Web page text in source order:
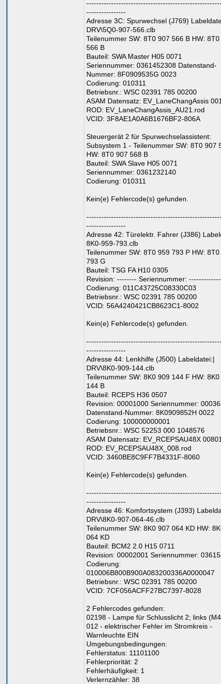
----------------
Adresse 3C: Spurwechsel (J769)
DRV\5Q0-907-566.clb
Teilenummer SW: 8T0 907 566 B HW:
566 B
Bauteil: SWA Master H05 0071
Seriennummer: 0361452308 Datenstand-
Nummer: 8F0909535G 0023
Codierung: 010311
Betriebsnr.: WSC 02391 785 00200
ASAM Datensatz: EV_LaneChangAssis
ROD: EV_LaneChangAssis_AU21.rod
VCID: 3F8AE1A0A6B1676BF2-806A
Steuergerät 2 für Spurwechselassistent:
Subsystem 1 - Teilenummer SW: 8T0 907
HW: 8T0 907 568 B
Bauteil: SWA Slave H05 0071
Seriennummer: 0361232140
Codierung: 010311
Kein(e) Fehlercode(s) gefunden.
----------------
Adresse 42: Türelektr. Fahrer (J386)
8K0-959-793.clb
Teilenummer SW: 8T0 959 793 P HW:
793 G
Bauteil: TSG FA H10 0305
Revision: -------- Seriennummer:
Codierung: 011C43725C08330C03
Betriebsnr.: WSC 02391 785 00200
VCID: 56A4240421CB8623C1-8002
Kein(e) Fehlercode(s) gefunden.
----------------
Adresse 44: Lenkhilfe (J500) Labeldatei:|
DRV\8K0-909-144.clb
Teilenummer SW: 8K0 909 144 F HW:
144 B
Bauteil: RCEPS H36 0507
Revision: 00001000 Seriennummer:
Datenstand-Nummer: 8K0909852H 0022
Codierung: 100000000001
Betriebsnr.: WSC 52253 000 1048576
ASAM Datensatz: EV_RCEPSAU48X
ROD: EV_RCEPSAU48X_008.rod
VCID: 3460BE8C9FF7B4331F-8060
Kein(e) Fehlercode(s) gefunden.
----------------
Adresse 46: Komfortsystem (J393)
DRV\8K0-907-064-46.clb
Teilenummer SW: 8K0 907 064 KD HW:
064 KD
Bauteil: BCM2 2.0 H15 0711
Revision: 00002001 Seriennummer:
Codierung:
010006B800B900A083200336A0000047
Betriebsnr.: WSC 02391 785 00200
VCID: 7CF056ACFF27BC7397-8028
2 Fehlercodes gefunden:
02198 - Lampe für Schlusslicht 2; links
012 - elektrischer Fehler im Stromkreis -
Warnleuchte EIN
Umgebungsbedingungen:
Fehlerstatus: 11101100
Fehlerpriorität: 2
Fehlerhäufigkeit: 1
Verlernzähler: 38